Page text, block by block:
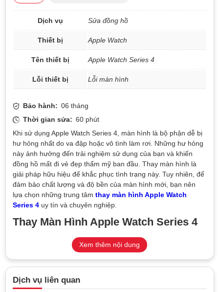
Dịch vụ Sửa đồng hồ
Thiết bị Apple Watch
Tên thiết bị Apple Watch Series 4
Lỗi thiết bị Lỗi màn hình
Bảo hành: 06 tháng
Thời gian sửa: 60 phút
Khi sử dụng Apple Watch Series 4, màn hình là bộ phận dễ bị
hư hỏng nhất do va đập hoặc vô tình làm rơi. Những hư hỏng
này ảnh hưởng đến trải nghiệm sử dụng của bạn và khiến
đồng hồ mất đi vẻ đẹp thẩm mỹ ban đầu. Thay màn hình là
giải pháp hữu hiệu để khắc phục tình trạng này. Tuy nhiên, để
đảm bảo chất lượng và độ bền của màn hình mới, bạn nên
lựa chọn những trung tâm thay màn hình Apple Watch
Series 4uy tín và chuyên nghiệp.
Thay Màn Hình Apple Watch Series 4
Chính Hãng Tại TeamCare
Hà Nội, được nhiều người dùng tin tưởng lựa chọn. Với đội
ngũ kỹ thuật viên lành nghề, giàu kinh nghiệm, TeamCare
cung cấp dịch vụ thay màn Apple Watch Series 4 chính hãng,
Xem thêm nội dung
Dịch vụ liên quan